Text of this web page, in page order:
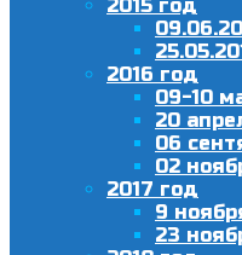
2015 год
2016 год
09-10
20
06
02
2017 год
9
23